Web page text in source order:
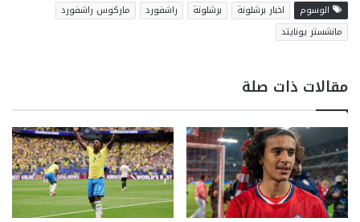
الوسوم اخبار برشلونة برشلونة راشفورد
ماركوس راشفورد
مانشستر يونايتد
مقالات ذات صلة